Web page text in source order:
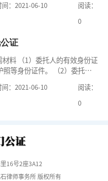
法典》第一千一百二十一条规
承从被继承人死亡时开始。 2.
间：2021-06-10
阅读：
0
证
材料 （1）委托人的有效身份证
照等身份证件。 （2）委托人
《常住人口登记卡》本人页原
过户籍所在单位盖章的首页复
间：2021-06-10
阅读：
0
16号2座3A12
律师事务所 版权所有